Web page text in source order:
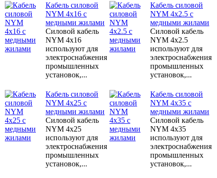
Кабель силовой
NYM 4x16 с
медными жилами
Силовой кабель
NYM 4x16
используют для
электроснабжения
промышленных
установок,...
Кабель силовой
NYM 4x2.5 с
медными жилами
Силовой кабель
NYM 4x2.5
используют для
электроснабжения
промышленных
установок,...
Кабель силовой
NYM 4x25 с
медными жилами
Силовой кабель
NYM 4x25
используют для
электроснабжения
промышленных
установок,...
Кабель силовой
NYM 4x35 с
медными жилами
Силовой кабель
NYM 4x35
используют для
электроснабжения
промышленных
установок,...